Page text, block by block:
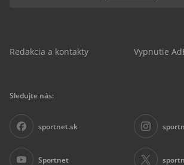
Redakcia a kontakty Vypnutie
Sledujte nás:
sportnet.sk
Sportnet